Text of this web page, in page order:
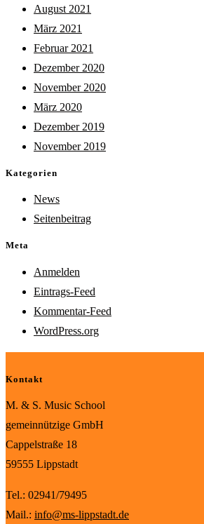
August 2021
März 2021
Februar 2021
Dezember 2020
November 2020
März 2020
Dezember 2019
November 2019
Kategorien
News
Seitenbeitrag
Meta
Anmelden
Eintrags-Feed
Kommentar-Feed
WordPress.org
Kontakt
M. & S. Music School
gemeinnützige GmbH
Cappelstraße 18
59555 Lippstadt
Tel.: 02941/79495
Mail.: info@ms-lippstadt.de